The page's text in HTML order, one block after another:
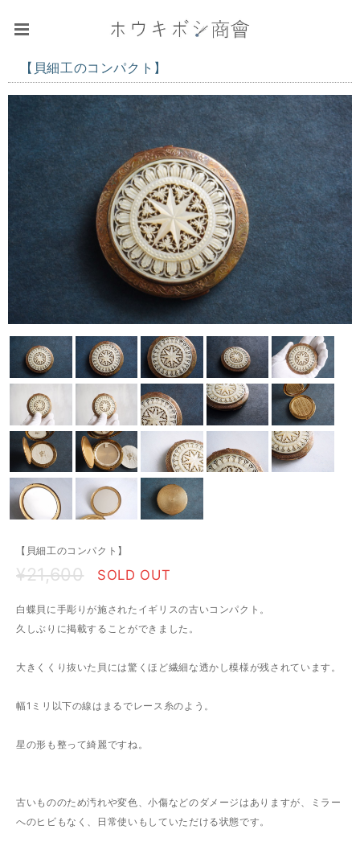
【貝細工のコンパクト】
【貝細工のコンパクト】
¥21,600 SOLD OUT
白蝶貝に手彫りが施されたイギリスの古いコンパクト。
久しぶりに掲載することができました。
大きくくり抜いた貝には驚くほど繊細な透かし模様が残されています。
幅1ミリ以下の線はまるでレース糸のよう。
星の形も整って綺麗ですね。
古いもののため汚れや変色、小傷などのダメージはありますが、ミラー
へのヒビもなく、日常使いもしていただける状態です。